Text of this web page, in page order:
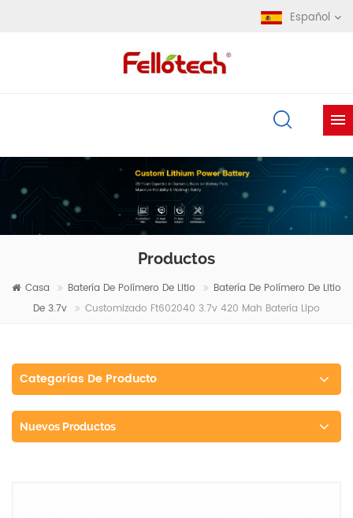
Español
Productos
Casa Batería De Polímero De Litio
Batería De Polímero De Litio
De 3.7v
Customizado Ft602040 3.7v 420 Mah Batería Lipo
Categorías De Producto
Nuevos Productos